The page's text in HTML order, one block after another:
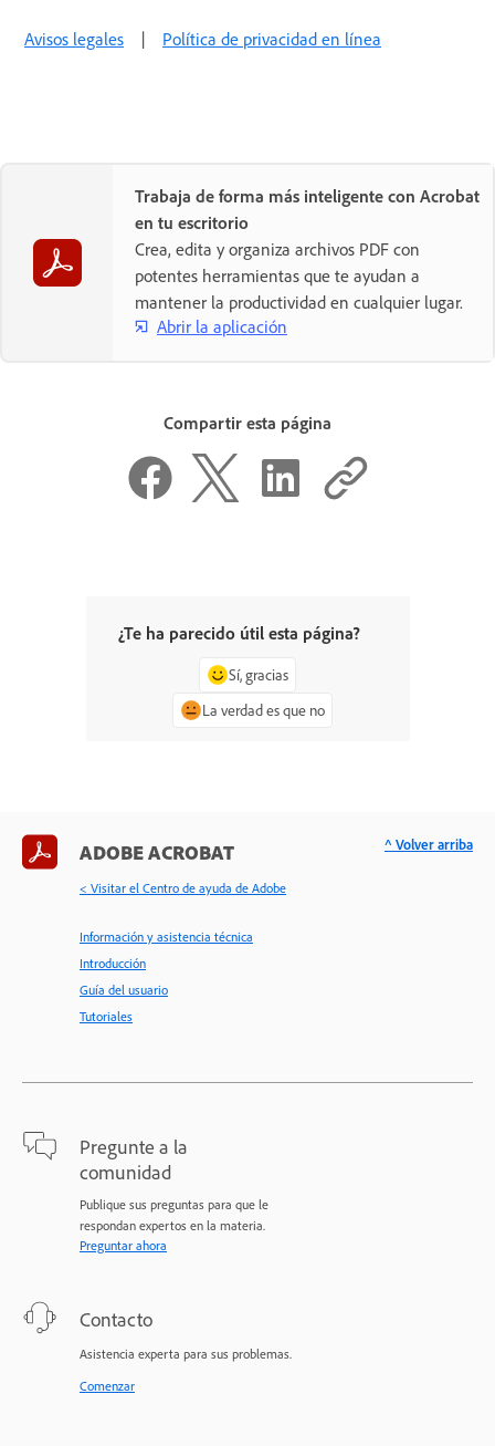
Avisos legales | Política de privacidad en línea
Trabaja de forma más inteligente con Acrobat
en tu escritorio
Crea, edita y organiza archivos PDF con
potentes herramientas que te ayudan a
mantener la productividad en cualquier lugar.
Abrir la aplicación
Compartir esta página
¿Te ha parecido útil esta página?
Sí, gracias
La verdad es que no
ADOBE ACROBAT
< Visitar el Centro de ayuda de Adobe
Información y asistencia técnica
Introducción
Guía del usuario
Tutoriales
Pregunte a la
comunidad
Publique sus preguntas para que le
respondan expertos en la materia.
Preguntar ahora
Contacto
Asistencia experta para sus problemas.
Comenzar
^ Volver arriba